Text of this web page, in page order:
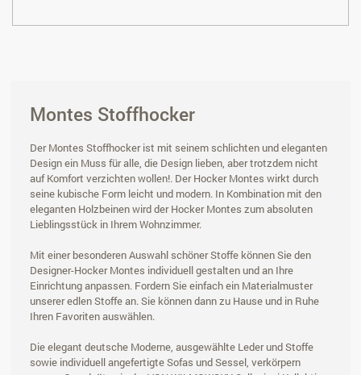
Montes Stoffhocker
Der Montes Stoffhocker ist mit seinem schlichten und eleganten
Design ein Muss für alle, die Design lieben, aber trotzdem nicht
auf Komfort verzichten wollen!. Der Hocker Montes wirkt durch
seine kubische Form leicht und modern. In Kombination mit den
eleganten Holzbeinen wird der Hocker Montes zum absoluten
Lieblingsstück in Ihrem Wohnzimmer.
Mit einer besonderen Auswahl schöner Stoffe können Sie den
Designer-Hocker Montes individuell gestalten und an Ihre
Einrichtung anpassen. Fordern Sie einfach ein Materialmuster
unserer edlen Stoffe an. Sie können dann zu Hause und in Ruhe
Ihren Favoriten auswählen.
Die elegant deutsche Moderne, ausgewählte Leder und Stoffe
sowie individuell angefertigte Sofas und Sessel, verkörpern